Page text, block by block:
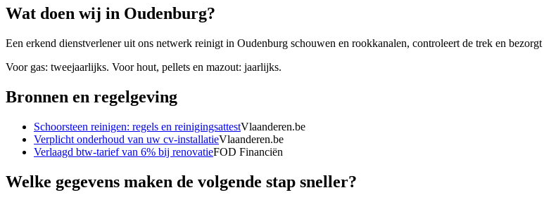
Wat doen wij in Oudenburg?
Een erkend dienstverlener uit ons netwerk reinigt in Oudenburg schouwen en rookkanalen, controleert de trek en
Voor gas: tweejaarlijks. Voor hout, pellets en mazout: jaarlijks.
Bronnen en regelgeving
Schoorsteen reinigen: regels en reinigingsattestVlaanderen.be
Verplicht onderhoud van uw cv-installatieVlaanderen.be
Verlaagd btw-tarief van 6% bij renovatieFOD Financiën
Welke gegevens maken de volgende stap sneller?